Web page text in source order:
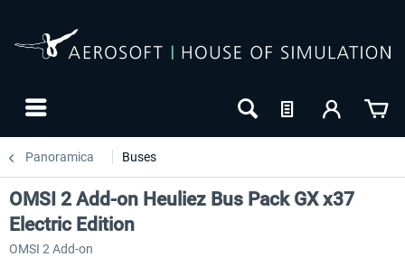
Panoramica Buses
OMSI 2 Add-on Heuliez Bus Pack GX x37
Electric Edition
OMSI 2 Add-on